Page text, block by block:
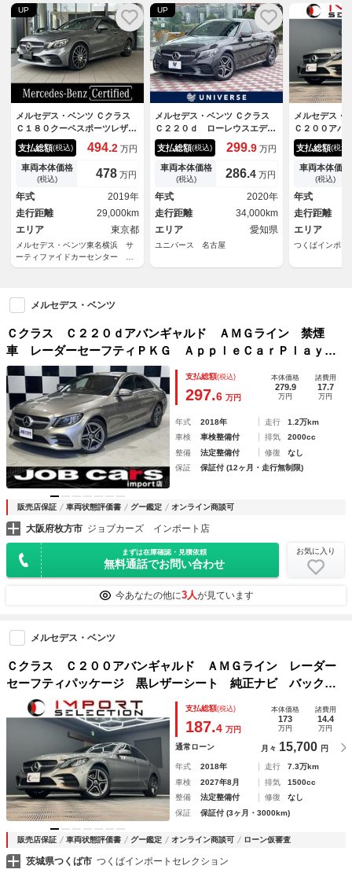
UP
メルセデス・ベンツ Ｃクラス
Ｃ１８０クーペスポーツレザー
エクスクルシブパッケージ 認
定中古車 レーダーセーフティ
ＰＫＧ レザーエクスクルーシ
ブＰＫＧ パノラマ 前席パワ
ーシート シートヒーター 本
革黒シート ブラックアッシュ
ウッドインテリアトリム パフ
ュームアトマイザー
支払総額(税込) 494.2 万円
車両本体価格
(税込) 478 万円
年式
2019年
走行距離
29,000km
エリア
東京都
メルセデス・ベンツ東名横浜 サ
ーティファイドカーセンター
（株）シュテルン世田谷
UP
メルセデス・ベンツ Ｃクラス
Ｃ２２０ｄ ローレウスエディ
ション スポーツプラスＰＫ
Ｇ 純正ナビ ３６０度カメ
ラ Ａｐｐｌｅｃａｒｐｌａ
ｙ メモリ付きパワーシート
シートヒーター 黒革シート
レーダーセーフティＰＫＧ 電
動リアゲート 禁煙車 ＥＴ
Ｃ キーレスゴー
支払総額(税込) 299.9 万円
車両本体価格
(税込) 286.4 万円
年式
2020年
走行距離
34,000km
エリア
愛知県
ユニバース 名古屋
メルセデス・
Ｃ２００アバ
Ｇライン レ
パッケージ
純正ナビ バ
ー フルセグ
トライト ド
ー ＥＴＣ２
ト シートヒ
ッドライト
支払総額(税込)
車両本体価格
(税込)
年式
走行距離
エリア
つくばインポー
メルセデス・ベンツ
Ｃクラス Ｃ２２０ｄアバンギャルド ＡＭＧライン 禁煙
車 レーダーセーフティＰＫＧ ＡｐｐｌｅＣａｒＰｌａｙ
純正ナビＴＶ 地デジ Ｍ付きパワーシート シートヒータ
ー バックカメラ バックガイド ＡＣＣ ブラインドスポッ
ト ＥＴＣ２．０ 純正１８ＡＷ
支払総額(税込)
297.6 万円
本体価格
279.9
万円
諸費用
17.7
万円
年式 2018年 走行
1.2万km
車検
車検整備付 排気
2000cc
整備
法定整備付 修復
なし
保証
保証付 (12ヶ月・走行無制限)
販売店保証 車両状態評価書 グー鑑定 オンライン商談可
大阪府枚方市 ジョブカーズ インポート店
まずは在庫確認・見積依頼
無料通話でお問い合わせ
お気に入り
今あなたの他に3人が見ています
メルセデス・ベンツ
Ｃクラス Ｃ２００アバンギャルド ＡＭＧライン レーダー
セーフティパッケージ 黒レザーシート 純正ナビ バックガ
イドモニター フルセグＴＶ アンビエントライト ドライブ
レコーダー ＥＴＣ２．０ パワーシート シートヒーター
ＬＥＤヘッドライト
支払総額(税込)
187.4 万円
本体価格
173
万円
諸費用
14.4
万円
通常ローン 月々 15,700 円
年式 2018年 走行
7.3万km
車検
2027年8月 排気
1500cc
整備
法定整備付 修復
なし
保証
保証付 (3ヶ月・3000km)
販売店保証 車両状態評価書 グー鑑定 オンライン商談可 ローン仮審査
茨城県つくば市 つくばインポートセレクション